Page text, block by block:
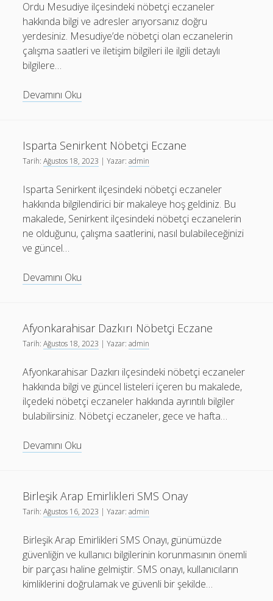
Ordu Mesudiye ilçesindeki nöbetçi eczaneler
hakkında bilgi ve adresler arıyorsanız doğru
yerdesiniz. Mesudiye’de nöbetçi olan eczanelerin
çalışma saatleri ve iletişim bilgileri ile ilgili detaylı
bilgilere…
Devamını Oku
Eczane
Isparta Senirkent Nöbetçi Eczane
Tarih:Ağustos 18, 2023 | Yazar:admin
Isparta Senirkent ilçesindeki nöbetçi eczaneler
hakkında bilgilendirici bir makaleye hoş geldiniz. Bu
makalede, Senirkent ilçesindeki nöbetçi eczanelerin
ne olduğunu, çalışma saatlerini, nasıl bulabileceğinizi
ve güncel…
Devamını Oku
Afyonkarahisar Dazkırı Nöbetçi Eczane
Tarih:Ağustos 18, 2023 | Yazar:admin
Afyonkarahisar Dazkırı ilçesindeki nöbetçi eczaneler
hakkında bilgi ve güncel listeleri içeren bu makalede,
ilçedeki nöbetçi eczaneler hakkında ayrıntılı bilgiler
bulabilirsiniz. Nöbetçi eczaneler, gece ve hafta…
Devamını Oku
Eczane
Birleşik Arap Emirlikleri SMS Onay
Tarih:Ağustos 16, 2023 | Yazar:admin
Birleşik Arap Emirlikleri SMS Onayı, günümüzde
güvenliğin ve kullanıcı bilgilerinin korunmasının önemli
bir parçası haline gelmiştir. SMS onayı, kullanıcıların
kimliklerini doğrulamak ve güvenli bir şekilde…